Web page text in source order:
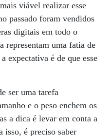
viável realizar esse
passado foram vendidos
digitais em todo o
representam uma fatia de
expectativa é de que esse
ser uma tarefa
e o peso enchem os
a dica é levar em conta a
isso, é preciso saber